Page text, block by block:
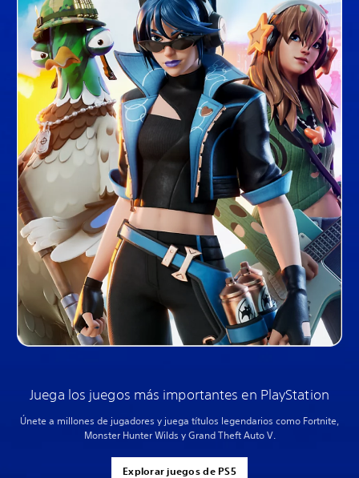
Juega los juegos más importantes en PlayStation
Únete a millones de jugadores y juega títulos legendarios como Fortnite,
Monster Hunter Wilds y Grand Theft Auto V.
Explorar juegos de PS5